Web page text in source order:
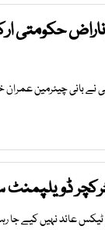
حکومتی
نے بانی چیئرمین
عائد نہیں کیے جا